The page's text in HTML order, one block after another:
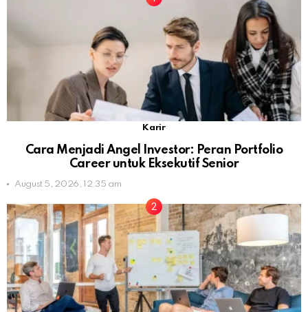
Karir
Cara Menjadi Angel Investor: Peran Portfolio
Career untuk Eksekutif Senior
August 5, 2026, 12:35 am